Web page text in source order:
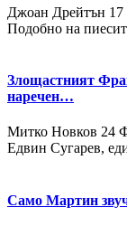
Джоан Дрейтън 17
Подобно на
Злощастният
наречен…
Митко Новков 24
Едвин Сугарев,
Само Мартин